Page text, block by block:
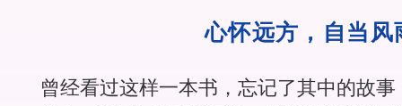
心怀远方，自当风
曾经看过这样一本书，忘记了其中的故